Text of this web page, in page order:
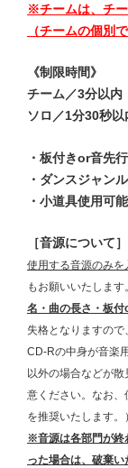
※チームは、チ
（チームの個別
《制限時間》
チーム／3分以内
ソロ／1分30秒以
・板付きor音先
・ダンスジャン
・小道具使用可
［音源について］
使用する音源のみを
もお願いいたしま
名・曲の長さ・板付
失格となりますの
CD-Rの中身が音楽
以外の場合などが
意ください。なお
を推奨いたします。）
※音源は各部門が終
った場合は、破棄